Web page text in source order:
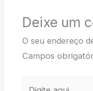
Deixe um
O seu endereço
Campos